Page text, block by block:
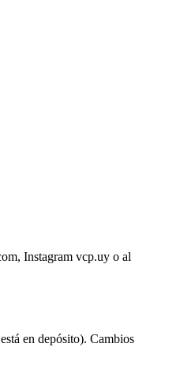
Instagram vcp.uy o al
en depósito). Cambios